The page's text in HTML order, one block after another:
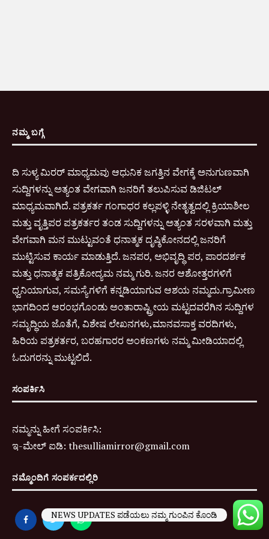
ನಮ್ಮ ಬಗ್ಗೆ
ದಿ ಸುಳ್ಯ ಮಿರರ್ ಮಾಧ್ಯಮವು ಆಧುನಿಕ ಜಗತ್ತಿನ ವೇಗಕ್ಕೆ ಅನುಗುಣವಾಗಿ
ಸುದ್ದಿಗಳನ್ನು ಅತ್ಯಂತ ವೇಗವಾಗಿ ಜನರಿಗೆ ತಲುಪಿಸುವ ಡಿಜಿಟಲ್
ಮಾಧ್ಯಮವಾಗಿದೆ. ಪತ್ರಕರ್ತ ಗಂಗಾಧರ ಕಲ್ಲಪಳ್ಳಿ ನೇತೃತ್ವದಲ್ಲಿ ಕ್ರಿಯಾಶೀಲ
ಮತ್ತು ವೃತ್ತಿಪರ ಪತ್ರಕರ್ತರ ತಂಡ ಸುದ್ದಿಗಳನ್ನು ಅತ್ಯಂತ ಸರಳವಾಗಿ ಮತ್ತು
ವೇಗವಾಗಿ ಮನ ಮುಟ್ಟುವಂತೆ ಧನಾತ್ಮಕ ದೃಷ್ಠಿಕೋನದಲ್ಲಿ ಜನರಿಗೆ
ಮುಟ್ಟಿಸುವ ಕಾರ್ಯ ಮಾಡುತ್ತಿದೆ. ಜನಪರ, ಅಭಿವೃದ್ಧಿ ಪರ, ಪಾರದರ್ಶಕ
ಮತ್ತು ಧನಾತ್ಮಕ ಪತ್ರಿಕೋದ್ಯಮ ನಮ್ಮ ಗುರಿ. ಜನರ ಆಶೋತ್ತರಗಳಿಗೆ
ಧ್ವನಿಯಾಗುವ, ಸಮಸ್ಯೆಗಳಿಗೆ ಕನ್ನಡಿಯಾಗುವ ಆಶಯ ನಮ್ಮದು.ಗ್ರಾಮೀಣ
ಭಾಗದಿಂದ ಆರಂಭಗೊಂಡು ಅಂತಾರಾಷ್ಟ್ರೀಯ ಮಟ್ಟದವರೆಗಿನ ಸುದ್ದಿಗಳ
ಸಮೃದ್ಧಿಯ ಜೊತೆಗೆ, ವಿಶೇಷ ಲೇಖನಗಳು,ಮಾನವಸಾಕ್ತ ವರದಿಗಳು,
ಹಿರಿಯ ಪತ್ರಕರ್ತರ, ಬರಹಗಾರರ ಅಂಕಣಗಳು ನಮ್ಮ ಮೀಡಿಯಾದಲ್ಲಿ
ಓದುಗರನ್ನು ಮುಟ್ಟಲಿದೆ.
ಸಂಪರ್ಕಿಸಿ
ನಮ್ಮನ್ನು ಹೀಗೆ ಸಂಪರ್ಕಿಸಿ:
ಇ-ಮೇಲ್ ಐಡಿ: thesulliamirror@gmail.com
ನಮ್ಮೊಂದಿಗೆ ಸಂಪರ್ಕದಲ್ಲಿರಿ
NEWS UPDATES ಪಡೆಯಲು ನಮ್ಮ ಗುಂಪಿನ ಕೊಂಡಿ